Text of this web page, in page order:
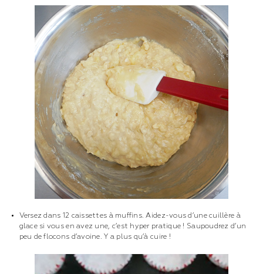
Versez dans 12 caissettes à muffins. Aidez-vous d’une cuillère à
glace si vous en avez une, c’est hyper pratique ! Saupoudrez d’un
peu de flocons d’avoine. Y a plus qu’à cuire !